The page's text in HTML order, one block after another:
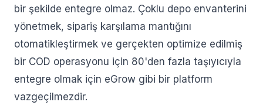
bir şekilde entegre olmaz. Çoklu depo envanterini
yönetmek, sipariş karşılama mantığını
otomatikleştirmek ve gerçekten optimize edilmiş
bir COD operasyonu için 80'den fazla taşıyıcıyla
entegre olmak için eGrow gibi bir platform
vazgeçilmezdir.